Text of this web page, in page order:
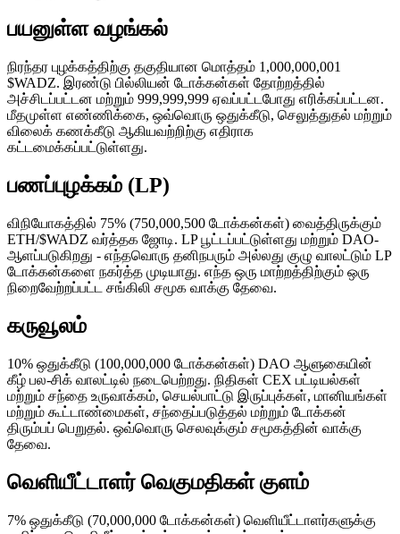
பயனுள்ள வழங்கல்
நிரந்தர புழக்கத்திற்கு தகுதியான மொத்தம் 1,000,000,001
$WADZ. இரண்டு பில்லியன் டோக்கன்கள் தோற்றத்தில்
அச்சிடப்பட்டன மற்றும் 999,999,999 ஏவப்பட்டபோது எரிக்கப்பட்டன.
மீதமுள்ள எண்ணிக்கை, ஒவ்வொரு ஒதுக்கீடு, செலுத்துதல் மற்றும்
விலைக் கணக்கீடு ஆகியவற்றிற்கு எதிராக
கட்டமைக்கப்பட்டுள்ளது.
பணப்புழக்கம் (LP)
விநியோகத்தில் 75% (750,000,500 டோக்கன்கள்) வைத்திருக்கும்
ETH/$WADZ வர்த்தக ஜோடி. LP பூட்டப்பட்டுள்ளது மற்றும் DAO-
ஆளப்படுகிறது - எந்தவொரு தனிநபரும் அல்லது குழு வாலட்டும் LP
டோக்கன்களை நகர்த்த முடியாது. எந்த ஒரு மாற்றத்திற்கும் ஒரு
நிறைவேற்றப்பட்ட சங்கிலி சமூக வாக்கு தேவை.
கருவூலம்
10% ஒதுக்கீடு (100,000,000 டோக்கன்கள்) DAO ஆளுகையின்
கீழ் பல-சிக் வாலட்டில் நடைபெற்றது. நிதிகள் CEX பட்டியல்கள்
மற்றும் சந்தை உருவாக்கம், செயல்பாட்டு இருப்புக்கள், மானியங்கள்
மற்றும் கூட்டாண்மைகள், சந்தைப்படுத்தல் மற்றும் டோக்கன்
திரும்பப் பெறுதல். ஒவ்வொரு செலவுக்கும் சமூகத்தின் வாக்கு
தேவை.
வெளியீட்டாளர் வெகுமதிகள் குளம்
7% ஒதுக்கீடு (70,000,000 டோக்கன்கள்) வெளியீட்டாளர்களுக்கு